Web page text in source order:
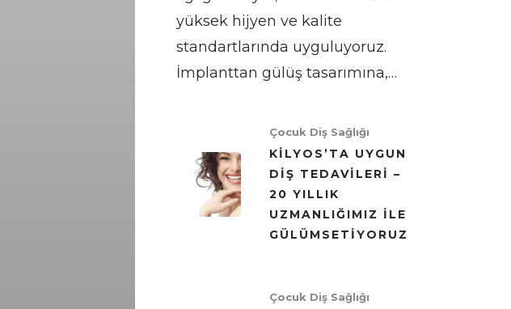
yüksek hijyen ve kalite
standartlarında uyguluyoruz.
İmplanttan gülüş tasarımına,…
Çocuk Diş Sağlığı
KILYOS’TA UYGUN
DIŞ TEDAVILERI –
20 YILLIK
UZMANLIĞIMIZ ILE
GÜLÜMSETIYORUZ
Çocuk Diş Sağlığı